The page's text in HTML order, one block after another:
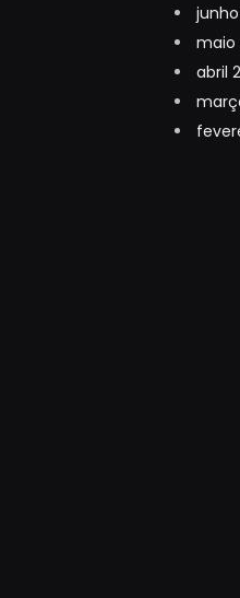
maio
abril